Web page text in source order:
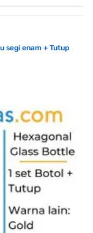
segi enam + Tutup